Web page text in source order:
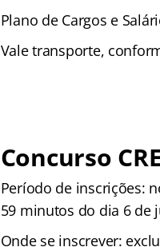
Plano de Cargos e
Vale transporte,
Concurso
Período de inscrições:
59 minutos do dia 6 de
Onde se inscrever: